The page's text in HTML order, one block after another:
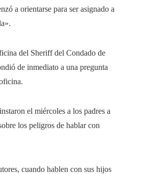
a orientarse para ser asignado a
del Sheriff del Condado de
de inmediato a una pregunta
el miércoles a los padres a
los peligros de hablar con
cuando hablen con sus hijos